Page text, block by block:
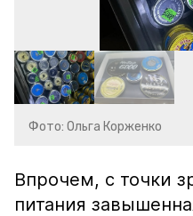
Фото: Ольга Корженко
Впрочем, с точки
питания